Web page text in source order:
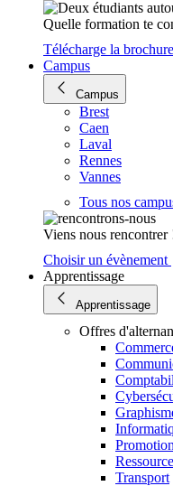
Quelle formation te
Télécharge la brochure
Campus
Campus
Brest
Caen
Laval
Rennes
Vannes
Tous nos
Viens nous rencontrer
Choisir un évènement
Apprentissage
Apprentissage
Offres
Transport